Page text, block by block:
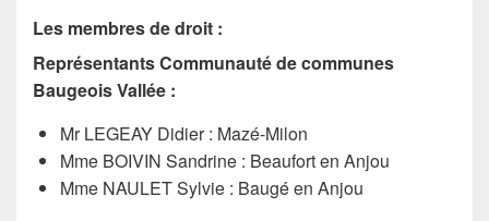
Les membres de droit :
Représentants Communauté de communes
Baugeois Vallée :
Mr LEGEAY Didier : Mazé-Milon
Mme BOIVIN Sandrine : Beaufort en Anjou
Mme NAULET Sylvie : Baugé en Anjou